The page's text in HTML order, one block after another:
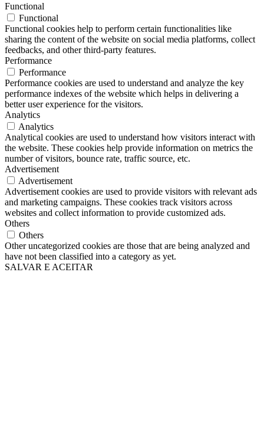
Functional
Functional
Functional cookies help to perform certain functionalities like
sharing the content of the website on social media platforms, collect
feedbacks, and other third-party features.
Performance
Performance
Performance cookies are used to understand and analyze the key
performance indexes of the website which helps in delivering a
better user experience for the visitors.
Analytics
Analytics
Analytical cookies are used to understand how visitors interact with
the website. These cookies help provide information on metrics the
number of visitors, bounce rate, traffic source, etc.
Advertisement
Advertisement
Advertisement cookies are used to provide visitors with relevant ads
and marketing campaigns. These cookies track visitors across
websites and collect information to provide customized ads.
Others
Others
Other uncategorized cookies are those that are being analyzed and
have not been classified into a category as yet.
SALVAR E ACEITAR